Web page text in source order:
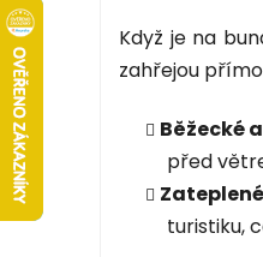
Když je na
zahřejou
Běžecké
před
turistiku,